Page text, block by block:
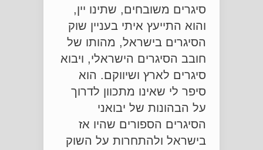
סיגרים משובחים, שתינו יין,
והוא התייעץ איתי בעניין שוק
הסיגרים בישראל, מהותו של
חובב הסיגרים הישראלי, ויבוא
סיגרים לארץ ושיווקם. הוא
סיפר לי שאינו מתכוון לדרוך
על הבהונות של יבואני
הסיגרים הספורים שהיו אז
בישראל ולהתחרות על השוק